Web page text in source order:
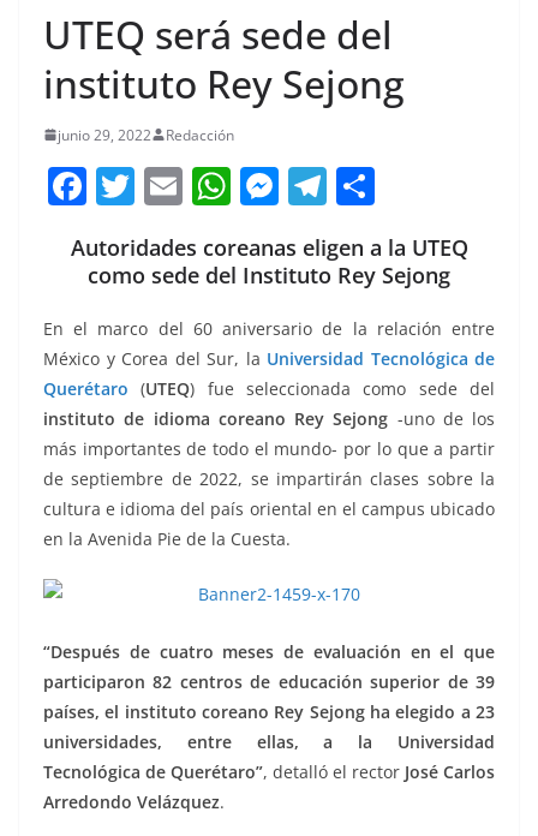
UTEQ será sede del
instituto Rey Sejong
junio 29, 2022 Redacción
F
c
e
b
o
o
k
T
itt
er
E
ai
l
W
at
s
A
p
p
M
ss
e
n
g
er
T
e
gr
a
m
m
p
ar
tir
Autoridades coreanas eligen a la UTEQ
como sede del Instituto Rey Sejong
En el marco del 60 aniversario de la relación entre
México y Corea del Sur, la Universidad Tecnológica de
Querétaro (UTEQ) fue seleccionada como sede del
instituto de idioma coreano Rey Sejong -uno de los
más importantes de todo el mundo- por lo que a partir
de septiembre de 2022, se impartirán clases sobre la
cultura e idioma del país oriental en el campus ubicado
en la Avenida Pie de la Cuesta.
“Después de cuatro meses de evaluación en el que
participaron 82 centros de educación superior de 39
países, el instituto coreano Rey Sejong ha elegido a 23
universidades, entre ellas, a la Universidad
Tecnológica de Querétaro”, detalló el rector José Carlos
Arredondo Velázquez.